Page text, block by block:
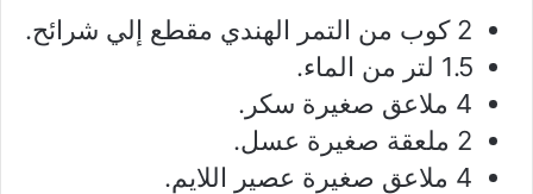
2 كوب من التمر الهندي مقطع إلي شرائح.
1.5 لتر من الماء.
4 ملاعق صغيرة سكر.
2 ملعقة صغيرة عسل.
4 ملاعق صغيرة عصير اللايم.